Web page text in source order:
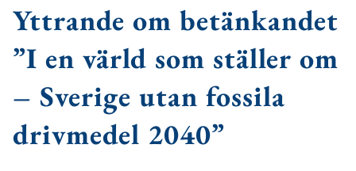
Yttrande om betänkandet
”I en värld som ställer om
– Sverige utan fossila
drivmedel 2040”